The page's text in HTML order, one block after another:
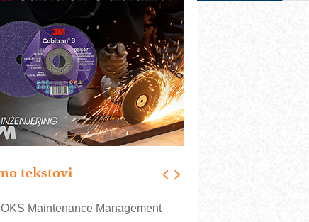
tekstovi
oznaka kao dugoročna korist
na prvom mestu!
- više od 40 godina
u industriji
TITAN ADVANCED INDICATOR
signalizacija za efikasnije
mašinama
elektranama i vetroparkovima
Maintenance Management